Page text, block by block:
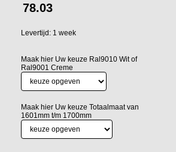
78.03
Levertijd: 1 week
Maak hier Uw keuze Ral9010 Wit of
Ral9001 Creme
Maak hier Uw keuze Totaalmaat van
1601mm t/m 1700mm